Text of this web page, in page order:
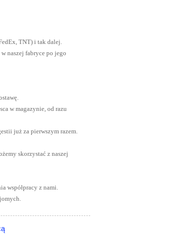
TNT) i tak dalej.
naszej fabryce po jego
w magazynie, od razu
już za pierwszym razem.
skorzystać z naszej
współpracy z nami.